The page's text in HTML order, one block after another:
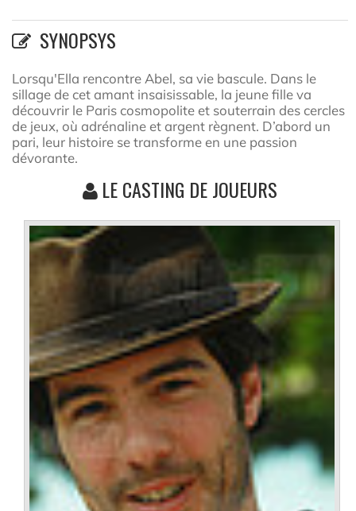
SYNOPSYS
Lorsqu'Ella rencontre Abel, sa vie bascule. Dans le
sillage de cet amant insaisissable, la jeune fille va
découvrir le Paris cosmopolite et souterrain des cercles
de jeux, où adrénaline et argent règnent. D’abord un
pari, leur histoire se transforme en une passion
dévorante.
LE CASTING DE JOUEURS